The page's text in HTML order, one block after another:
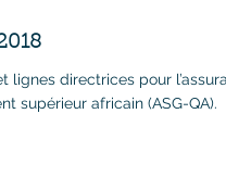
lignes directrices pour
supérieur africain (ASG-QA).